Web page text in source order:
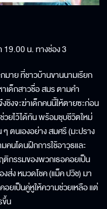
น. ทางช่อง 3
มาย ที่ชาวบ้านขานนามเรียก
เด็กสาวชื่อ สมร ตามคำ
ชิงจะฆ่าเด็กคนนี้ให้ตายซะก่อน
วยไว้ได้ทัน พร้อมชุบชีวิตใหม่
ตนเองอย่าง สมศรี (มะปราง
คนโดนฝึกการใช้อาวุธและ
ติกรรมของพวกเธอคอยเป็น
ง หมวดโชค (แม็ค ปวิช) มา
อยเป็นคู่หูให้ความช่วยเหลือ แต่
ขึ้น